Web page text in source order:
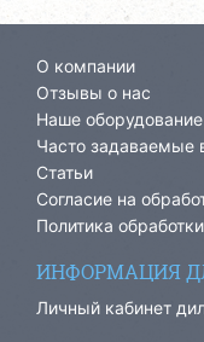
О компании
Отзывы о нас
Наше
Часто задаваемые
Статьи
Согласие на
Политика
ИНФОРМАЦИЯ
Личный кабинет